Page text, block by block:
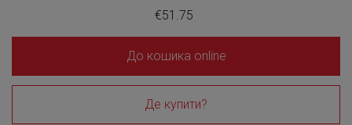
€51.75
До кошика online
Де купити?